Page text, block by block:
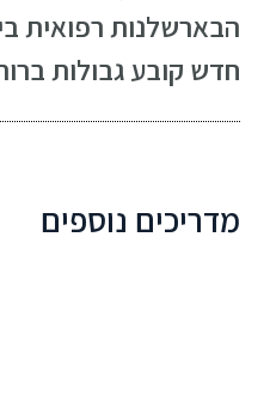
הבארשלנות רפואית
חדש קובע גבולות
מדריכים נוספים